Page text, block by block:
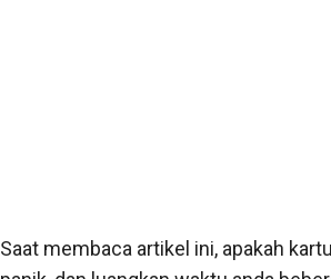
Saat membaca artikel ini, apakah